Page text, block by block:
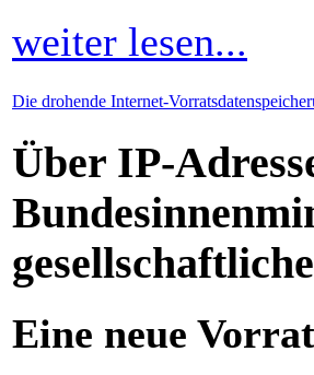
weiter lesen...
Die drohende Internet-
Über IP-
Eine neue